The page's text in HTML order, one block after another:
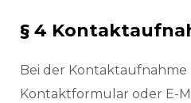
§ 4
Bei der Kontaktaufnahme
Kontaktformular oder E-